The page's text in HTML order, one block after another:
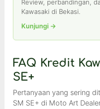
Review, perbandingan,
Kawasaki di Bekasi.
Kunjungi →
FAQ Kredit
SE+
Pertanyaan yang sering
SM SE+ di Moto Art